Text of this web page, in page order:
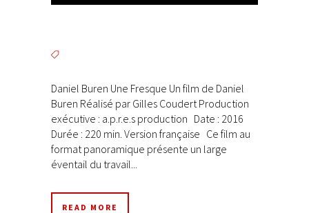
Daniel Buren Une Fresque Un film de Daniel
Buren Réalisé par Gilles Coudert Production
exécutive : a.p.r.e.s production Date : 2016
Durée : 220 min. Version française Ce film au
format panoramique présente un large
éventail du travail...
READ MORE